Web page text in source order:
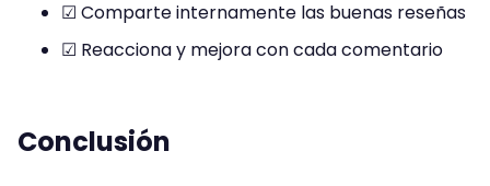
☑ Comparte internamente las buenas reseñas
☑ Reacciona y mejora con cada comentario
Conclusión